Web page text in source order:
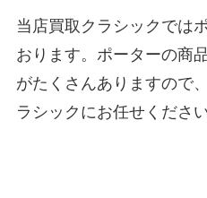
当店買取クラシックでは
おります。ポーターの商
がたくさんありますので
ラシックにお任せください